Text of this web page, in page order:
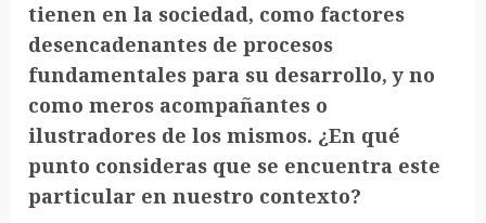
tienen en la sociedad, como factores
desencadenantes de procesos
fundamentales para su desarrollo, y no
como meros acompañantes o
ilustradores de los mismos. ¿En qué
punto consideras que se encuentra este
particular en nuestro contexto?